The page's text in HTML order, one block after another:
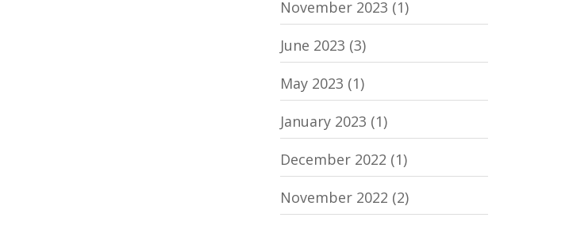
November 2023 (1)
June 2023 (3)
May 2023 (1)
January 2023 (1)
December 2022 (1)
November 2022 (2)